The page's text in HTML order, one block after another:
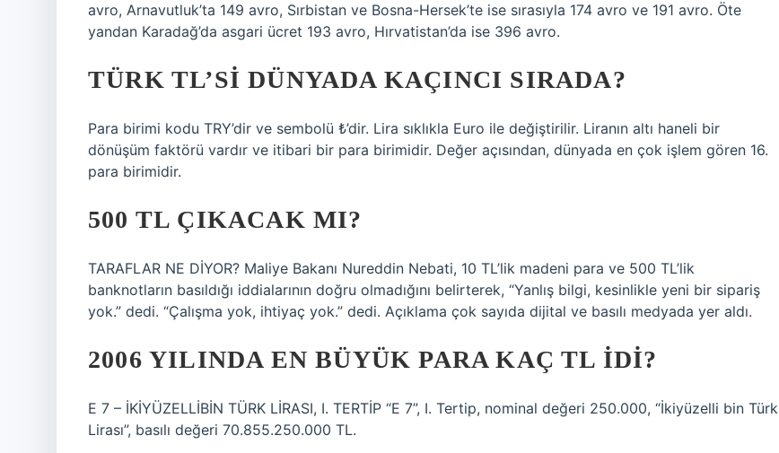
avro, Arnavutluk’ta 149 avro, Sırbistan ve Bosna-Hersek’te ise sırasıyla 174 avro ve 191 avro. Öte
yandan Karadağ’da asgari ücret 193 avro, Hırvatistan’da ise 396 avro.
TÜRK TL’SI DÜNYADA KAÇINCI SIRADA?
Para birimi kodu TRY’dir ve sembolü ₺’dir. Lira sıklıkla Euro ile değiştirilir. Liranın altı haneli bir
dönüşüm faktörü vardır ve itibari bir para birimidir. Değer açısından, dünyada en çok işlem gören 16.
para birimidir.
500 TL ÇIKACAK MI?
TARAFLAR NE DİYOR? Maliye Bakanı Nureddin Nebati, 10 TL’lik madeni para ve 500 TL’lik
banknotların basıldığı iddialarının doğru olmadığını belirterek, “Yanlış bilgi, kesinlikle yeni bir sipariş
yok.” dedi. “Çalışma yok, ihtiyaç yok.” dedi. Açıklama çok sayıda dijital ve basılı medyada yer aldı.
2006 YILINDA EN BÜYÜK PARA KAÇ TL IDI?
E 7 – İKİYÜZELLİBİN TÜRK LİRASI, I. TERTİP “E 7”, I. Tertip, nominal değeri 250.000, “İkiyüzelli bin Türk
Lirası”, basılı değeri 70.855.250.000 TL.